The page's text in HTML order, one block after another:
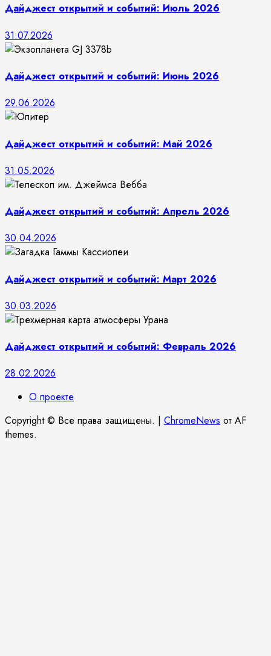
Дайджест открытий и событий: Июль 2026
31.07.2026
Дайджест открытий и событий: Июнь 2026
29.06.2026
Дайджест открытий и событий: Май 2026
31.05.2026
Дайджест открытий и событий: Апрель 2026
30.04.2026
Дайджест открытий и событий: Март 2026
30.03.2026
Дайджест открытий и событий: Февраль 2026
28.02.2026
О проекте
Copyright © Все права защищены. | ChromeNews от AF
themes.